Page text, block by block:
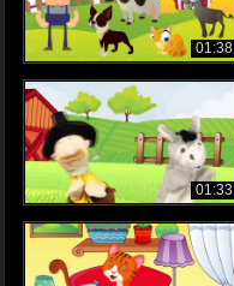
01:38
01:33